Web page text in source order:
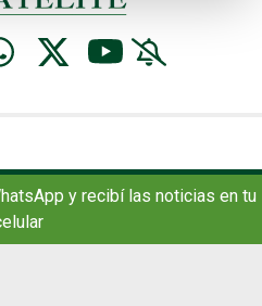
y recibí las noticias en tu